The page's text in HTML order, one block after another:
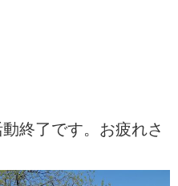
終了です。お疲れさ